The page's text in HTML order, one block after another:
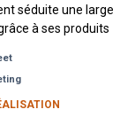
séduite une large
à ses produits